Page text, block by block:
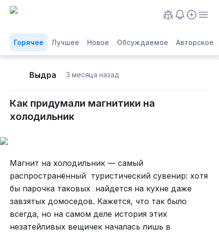
Горячее Лучшее Новое Обсуждаемое Авторское
Выдра 3 месяца назад
Как придумали магнитики на
холодильник
Магнит на холодильник — самый
распространённый туристический сувенир: хотя
бы парочка таковых найдется на кухне даже
завзятых домоседов. Кажется, что так было
всегда, но на самом деле история этих
незатейливых вещичек началась лишь в